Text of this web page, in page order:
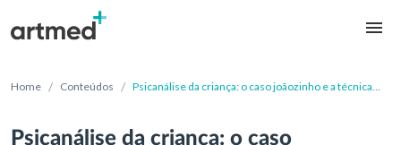
Home / Conteúdos / Psicanálise da criança: o caso joãozinho e a técnica
Psicanálise da criança: o caso